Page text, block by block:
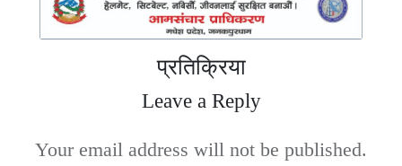
प्रतिक्रिया
Leave a Reply
Your email address will not be published.